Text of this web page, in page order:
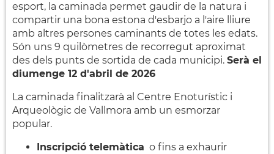
esport, la caminada permet gaudir de la natura i
compartir una bona estona d'esbarjo a l'aire lliure
amb altres persones caminants de totes les edats.
Són uns 9 quilòmetres de recorregut aproximat
des dels punts de sortida de cada municipi. Serà el
diumenge 12 d'abril de 2026
La caminada finalitzarà al Centre Enoturístic i
Arqueològic de Vallmora amb un esmorzar
popular.
Inscripció telemàtica o fins a exhaurir